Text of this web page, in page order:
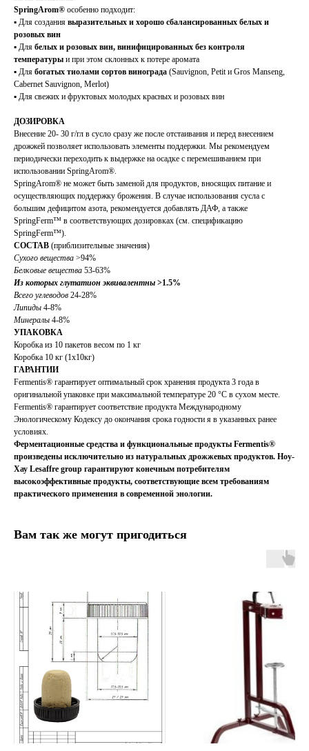
SpringArom® особенно подходит:
▪ Для создания выразительных и хорошо сбалансированных белых и
розовых вин
▪ Для белых и розовых вин, винифицированных без контроля
температуры и при этом склонных к потере аромата
▪ Для богатых тиолами сортов винограда (Sauvignon, Petit и Gros Manseng,
Cabernet Sauvignon, Merlot)
▪ Для свежих и фруктовых молодых красных и розовых вин
ДОЗИРОВКА
Внесение 20- 30 г/гл в сусло сразу же после отстаивания и перед внесением
дрожжей позволяет использовать элементы поддержки. Мы рекомендуем
периодически переходить к выдержке на осадке с перемешиванием при
использовании SpringArom®.
SpringArom® не может быть заменой для продуктов, вносящих питание и
осуществляющих поддержку брожения. В случае использования сусла с
большим дефицитом азота, рекомендуется добавлять ДАФ, а также
SpringFerm™ в соответствующих дозировках (см. спецификацию
SpringFerm™).
СОСТАВ (приблизительные значения)
Сухого вещества >94%
Белковые вещества 53-63%
Из которых глутатион эквивалентны >1.5%
Всего углеводов 24-28%
Липиды 4-8%
Минералы 4-8%
УПАКОВКА
Коробка из 10 пакетов весом по 1 кг
Коробка 10 кг (1x10кг)
ГАРАНТИИ
Fermentis® гарантирует оптимальный срок хранения продукта 3 года в
оригинальной упаковке при максимальной температуре 20 °C в сухом местe.
Fermentis® гарантирует соответствие продукта Международному
Энологическому Кодексу до окончания срока годности я в указанных ранее
условиях.
Ферментационные средства и функциональные продукты Fermentis®
произведены исключительно из натуральных дрожжевых продуктов. Ноу-
Хау Lesaffre group гарантируют конечным потребителям
высокоэффективные продукты, соответствующие всем требованиям
практического применения в современной энологии.
Вам так же могут пригодиться